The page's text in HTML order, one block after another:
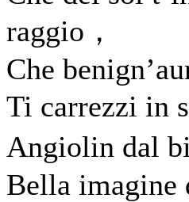
raggio，
Che
Ti carrezzi in
Angiolin dal
Bella imagine